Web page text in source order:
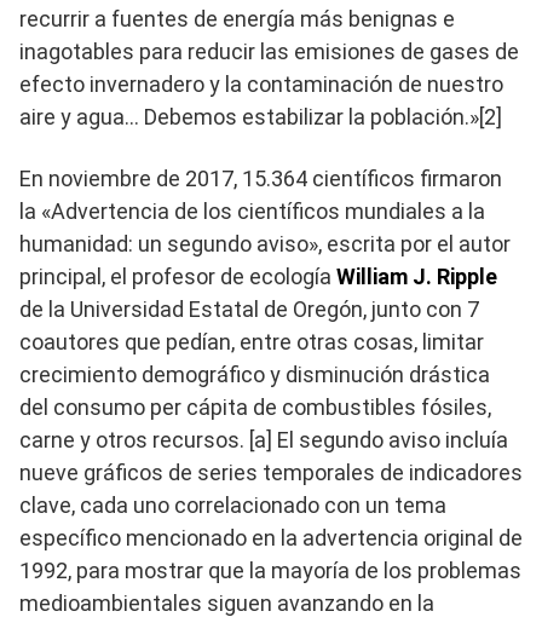
recurrir a fuentes de energía más benignas e
inagotables para reducir las emisiones de gases de
efecto invernadero y la contaminación de nuestro
aire y agua… Debemos estabilizar la población.»[2]
En noviembre de 2017, 15.364 científicos firmaron
la «Advertencia de los científicos mundiales a la
humanidad: un segundo aviso», escrita por el autor
principal, el profesor de ecología William J. Ripple
de la Universidad Estatal de Oregón, junto con 7
coautores que pedían, entre otras cosas, limitar
crecimiento demográfico y disminución drástica
del consumo per cápita de combustibles fósiles,
carne y otros recursos. [a] El segundo aviso incluía
nueve gráficos de series temporales de indicadores
clave, cada uno correlacionado con un tema
específico mencionado en la advertencia original de
1992, para mostrar que la mayoría de los problemas
medioambientales siguen avanzando en la